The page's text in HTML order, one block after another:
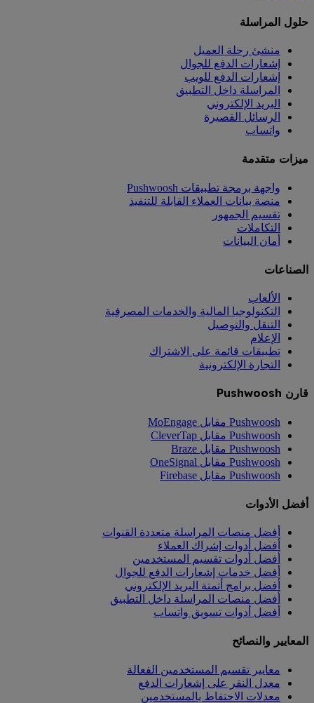
حلول المراسلة
منشئ رحلة العميل
إشعارات الدفع للجوال
إشعارات الدفع للويب
المراسلة داخل التطبيق
البريد الإلكتروني
الرسائل القصيرة
واتساب
ميزات متقدمة
واجهة برمجة تطبيقات Pushwoosh
منصة بيانات العملاء القابلة للتنفيذ
تقسيم الجمهور
التكاملات
أمان البيانات
الصناعات
الألعاب
التكنولوجيا المالية والخدمات المصرفية
التنقل والتوصيل
الإعلام
تطبيقات قائمة على الاشتراك
التجارة الإلكترونية
قارن Pushwoosh
Pushwoosh مقابل MoEngage
Pushwoosh مقابل CleverTap
Pushwoosh مقابل Braze
Pushwoosh مقابل OneSignal
Pushwoosh مقابل Firebase
أفضل الأدوات
أفضل منصات المراسلة متعددة القنوات
أفضل أدوات إشراك العملاء
أفضل أدوات تقسيم المستخدمين
أفضل خدمات إشعارات الدفع للجوال
أفضل برامج أتمتة البريد الإلكتروني
أفضل منصات المراسلة داخل التطبيق
أفضل أدوات تسويق واتساب
المعايير والنصائح
معايير تقسيم المستخدمين الفعالة
معدل النقر على إشعارات الدفع
معدلات الاحتفاظ بالمستخدمين